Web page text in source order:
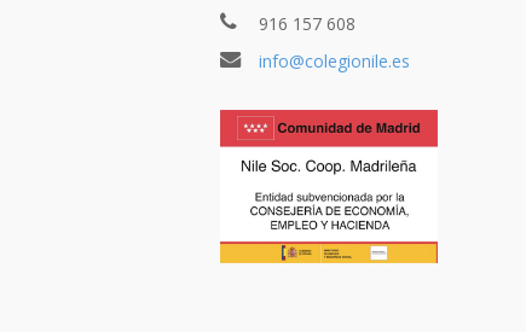
916 157 608
info@colegionile.es